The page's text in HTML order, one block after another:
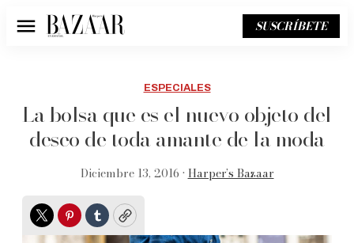
Menú SUSCRÍBETE
ESPECIALES
La bolsa que es el nuevo objeto del
deseo de toda amante de la moda
Diciembre 13, 2016 • Harper’s Bazaar
TwitterPinterest
TumblrCopy